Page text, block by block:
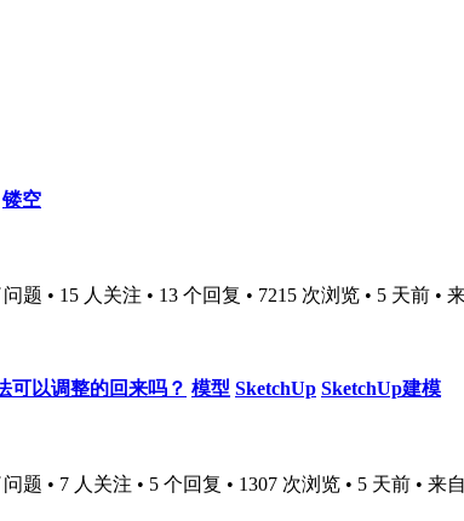
镂空
题 • 15 人关注 • 13 个回复 • 7215 次浏览 • 5 天前 •
可以调整的回来吗？ 模型 SketchUp SketchUp建模
题 • 7 人关注 • 5 个回复 • 1307 次浏览 • 5 天前 • 来